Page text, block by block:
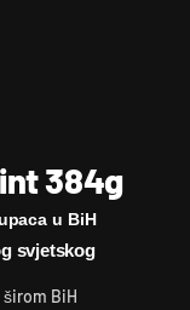
384g
u BiH
svjetskog
širom BiH